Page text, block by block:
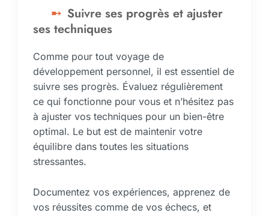
Suivre ses progrès et ajuster
ses techniques
Comme pour tout voyage de
développement personnel, il est essentiel de
suivre ses progrès. Évaluez régulièrement
ce qui fonctionne pour vous et n’hésitez pas
à ajuster vos techniques pour un bien-être
optimal. Le but est de maintenir votre
équilibre dans toutes les situations
stressantes.
Documentez vos expériences, apprenez de
vos réussites comme de vos échecs, et